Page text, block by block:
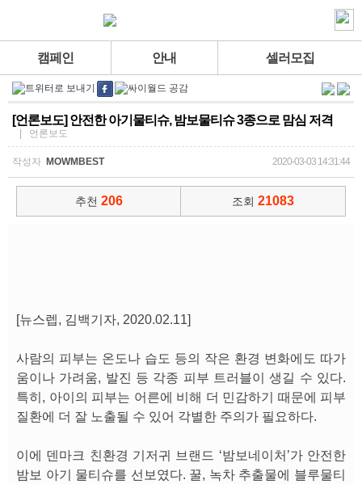
캠페인 안내 셀러모집
[언론보도] 안전한 아기물티슈, 밤보물티슈 3종으로 맘심 저격
| 언론보도
작성자 MOWMBEST 2020-03-03 14:31:44
추천 206 조회 21083
[뉴스렙, 김백기자, 2020.02.11]
사람의 피부는 온도나 습도 등의 작은 환경 변화에도 따가
움이나 가려움, 발진 등 각종 피부 트러블이 생길 수 있다.
특히, 아이의 피부는 어른에 비해 더 민감하기 때문에 피부
질환에 더 잘 노출될 수 있어 각별한 주의가 필요하다.
이에 덴마크 친환경 기저귀 브랜드 ‘밤보네이처’가 안전한
밤보 아기 물티슈를 선보였다. 꿀, 녹차 추출물에 블루물티